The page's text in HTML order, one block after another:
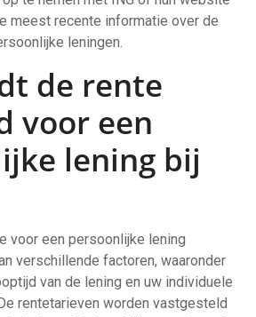
meest recente informatie over de
leningen.
de rente
voor een
lening bij
voor een persoonlijke lening
verschillende factoren, waaronder
van de lening en uw individuele
rentetarieven worden vastgesteld